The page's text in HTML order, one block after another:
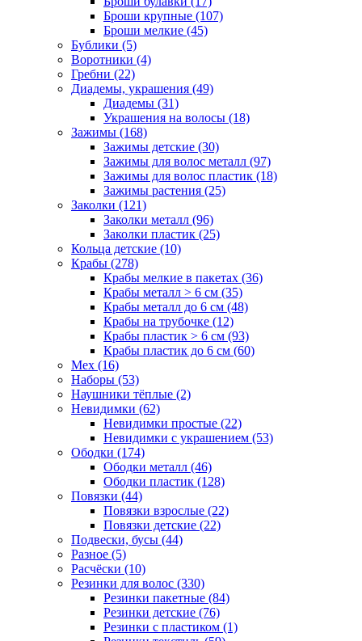
Броши крупные (107)
Броши мелкие (45)
Бублики (5)
Воротники (4)
Гребни (22)
Диадемы, украшения (49)
Диадемы (31)
Украшения на волосы (18)
Зажимы (168)
Зажимы детские (30)
Зажимы для волос металл (97)
Зажимы для волос пластик (18)
Зажимы растения (25)
Заколки (121)
Заколки металл (96)
Заколки пластик (25)
Кольца детские (10)
Крабы (278)
Крабы мелкие в пакетах (36)
Крабы металл > 6 см (35)
Крабы металл до 6 см (48)
Крабы на трубочке (12)
Крабы пластик > 6 см (93)
Крабы пластик до 6 см (60)
Мех (16)
Наборы (53)
Наушники тёплые (2)
Невидимки (62)
Невидимки простые (22)
Невидимки с украшением (53)
Ободки (174)
Ободки металл (46)
Ободки пластик (128)
Повязки (44)
Повязки взрослые (22)
Повязки детские (22)
Подвески, бусы (44)
Разное (5)
Расчёски (10)
Резинки для волос (330)
Резинки пакетные (84)
Резинки детские (76)
Резинки с пластиком (1)